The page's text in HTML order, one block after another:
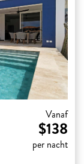
Vanaf
$138
per nacht